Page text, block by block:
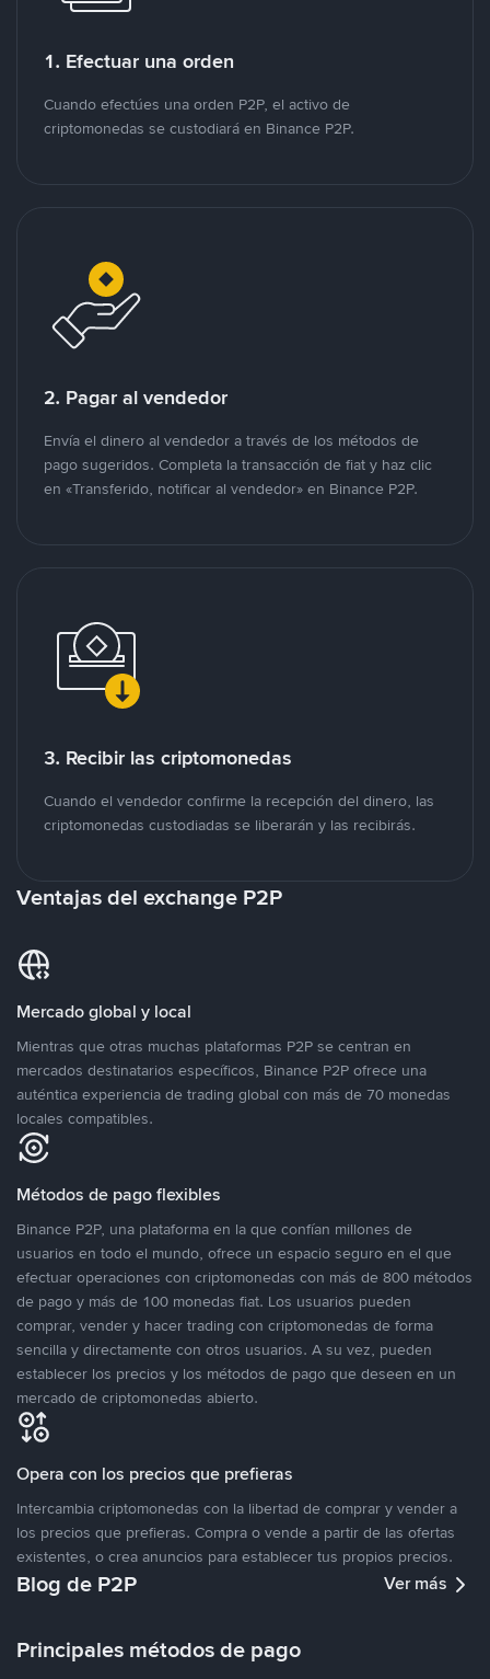
1. Efectuar una orden
Cuando efectúes una orden P2P, el activo de
criptomonedas se custodiará en Binance P2P.
2. Pagar al vendedor
Envía el dinero al vendedor a través de los métodos de
pago sugeridos. Completa la transacción de fiat y haz clic
en «Transferido, notificar al vendedor» en Binance P2P.
3. Recibir las criptomonedas
Cuando el vendedor confirme la recepción del dinero, las
criptomonedas custodiadas se liberarán y las recibirás.
Ventajas del exchange P2P
Mercado global y local
Mientras que otras muchas plataformas P2P se centran en
mercados destinatarios específicos, Binance P2P ofrece una
auténtica experiencia de trading global con más de 70 monedas
locales compatibles.
Métodos de pago flexibles
Binance P2P, una plataforma en la que confían millones de
usuarios en todo el mundo, ofrece un espacio seguro en el que
efectuar operaciones con criptomonedas con más de 800 métodos
de pago y más de 100 monedas fiat. Los usuarios pueden
comprar, vender y hacer trading con criptomonedas de forma
sencilla y directamente con otros usuarios. A su vez, pueden
establecer los precios y los métodos de pago que deseen en un
mercado de criptomonedas abierto.
Opera con los precios que prefieras
Intercambia criptomonedas con la libertad de comprar y vender a
los precios que prefieras. Compra o vende a partir de las ofertas
existentes, o crea anuncios para establecer tus propios precios.
Blog de P2P Ver más
Principales métodos de pago